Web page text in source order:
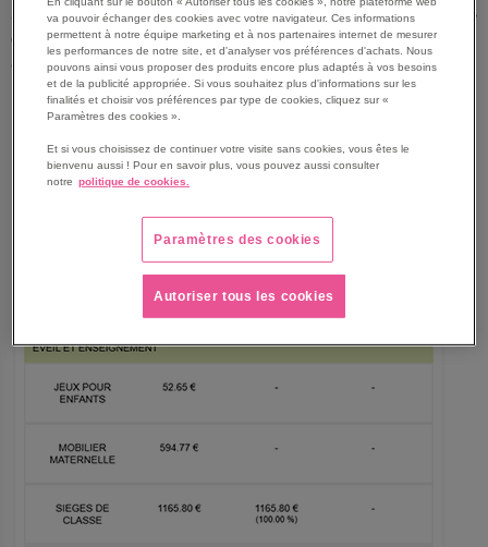
synthétique. Comme vous pouvez le voir dans l’exemple ci-
dessous, ce tableau regroupe toutes vos dépenses relatives
à la loi AGEC effectuées chez Manutan Collectivités,
incluant celles issues du réemploi, de la réutilisation ou
intégrant des matières recyclées.
va pouvoir échanger des cookies avec votre navigateur. Ces informations
permettent à notre équipe marketing et à nos partenaires internet de mesurer
les performances de notre site, et d'analyser vos préférences d'achats. Nous
pouvons ainsi vous proposer des produits encore plus adaptés à vos besoins
et de la publicité appropriée. Si vous souhaitez plus d'informations sur les
finalités et choisir vos préférences par type de cookies, cliquez sur «
Paramètres des cookies ».
Et si vous choisissez de continuer votre visite sans cookies, vous êtes le
bienvenu aussi ! Pour en savoir plus, vous pouvez aussi consulter
notre politique de cookies.
Paramètres des cookies
Autoriser tous les cookies